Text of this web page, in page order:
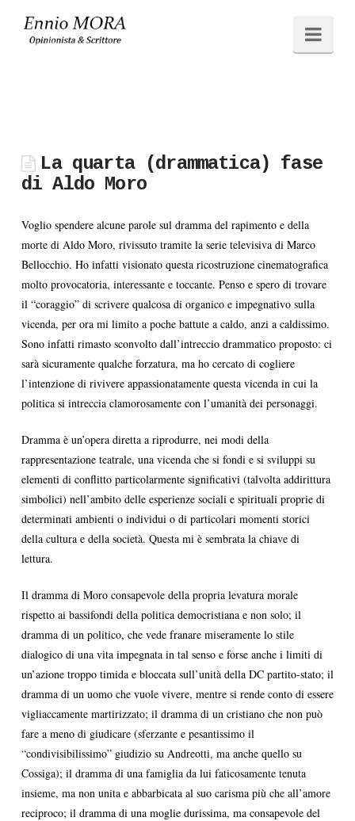
Ennio
La quarta (drammatica) fase
di Aldo Moro
Voglio spendere alcune parole sul dramma del rapimento e della
morte di Aldo Moro, rivissuto tramite la serie televisiva di Marco
Bellocchio. Ho infatti visionato questa ricostruzione cinematografica
molto provocatoria, interessante e toccante. Penso e spero di trovare
il “coraggio” di scrivere qualcosa di organico e impegnativo sulla
vicenda, per ora mi limito a poche battute a caldo, anzi a caldissimo.
Sono infatti rimasto sconvolto dall’intreccio drammatico proposto: ci
sarà sicuramente qualche forzatura, ma ho cercato di cogliere
l’intenzione di rivivere appassionatamente questa vicenda in cui la
politica si intreccia clamorosamente con l’umanità dei personaggi.
Dramma è un’opera diretta a riprodurre, nei modi della
rappresentazione teatrale, una vicenda che si fondi e si sviluppi su
elementi di conflitto particolarmente significativi (talvolta addirittura
simbolici) nell’ambito delle esperienze sociali e spirituali proprie di
determinati ambienti o individui o di particolari momenti storici
della cultura e della società. Questa mi è sembrata la chiave di
lettura.
Il dramma di Moro consapevole della propria levatura morale
rispetto ai bassifondi della politica democristiana e non solo; il
dramma di un politico, che vede franare miseramente lo stile
dialogico di una vita impegnata in tal senso e forse anche i limiti di
un’azione troppo timida e bloccata sull’unità della DC partito-stato; il
dramma di un uomo che vuole vivere, mentre si rende conto di essere
vigliaccamente martirizzato; il dramma di un cristiano che non può
fare a meno di giudicare (sferzante e pesantissimo il
“condivisibilissimo” giudizio su Andreotti, ma anche quello su
Cossiga); il dramma di una famiglia da lui faticosamente tenuta
insieme, ma non unita e abbarbicata al suo carisma più che all’amore
reciproco; il dramma di una moglie durissima, ma consapevole del